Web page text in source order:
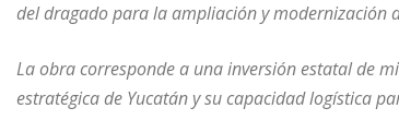
del dragado para la ampliación y modernización
La obra corresponde a una inversión estatal de
estratégica de Yucatán y su capacidad logística